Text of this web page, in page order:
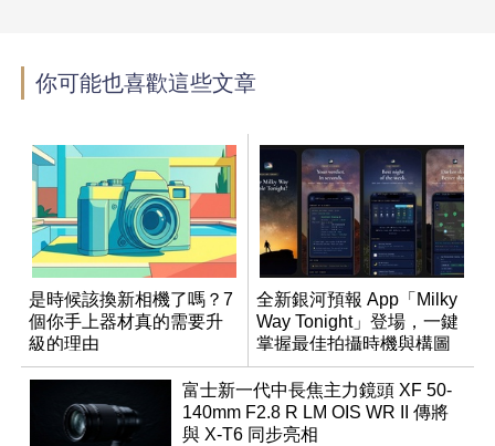
你可能也喜歡這些文章
是時候該換新相機了嗎？7
個你手上器材真的需要升
級的理由
全新銀河預報 App「Milky
Way Tonight」登場，一鍵
掌握最佳拍攝時機與構圖
富士新一代中長焦主力鏡頭 XF 50-
140mm F2.8 R LM OIS WR II 傳將
與 X-T6 同步亮相